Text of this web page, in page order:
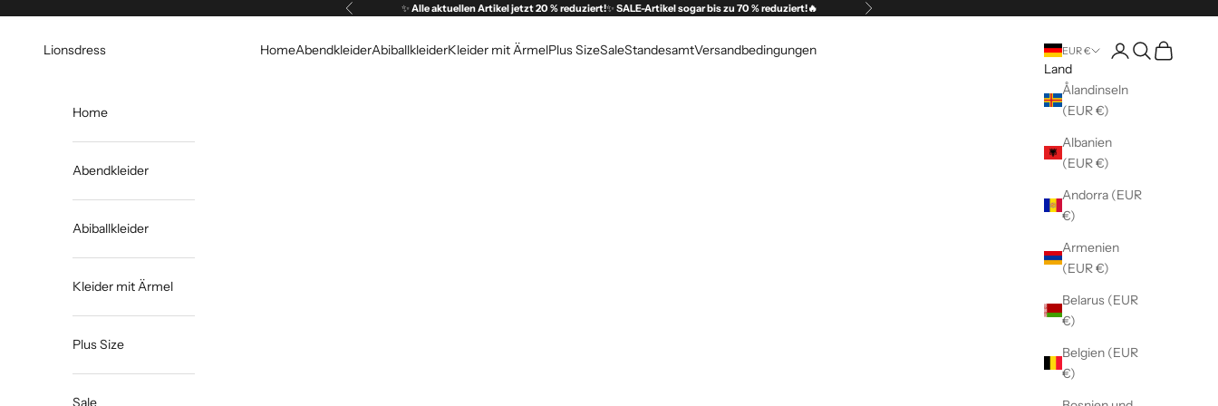
Zurück ✨ Alle aktuellen Artikel jetzt 20 % reduziert!✨ SALE-Artikel sogar bis zu 70 % reduziert!🔥 Vor
Lionsdress HomeAbendkleiderAbiballkleiderKleider mit ÄrmelPlus SizeSaleStandesamtVersandbedingungen EUR €
Land
Ålandinseln
(EUR €)
Albanien
(EUR €)
Andorra (EUR
€)
Armenien
(EUR €)
Belarus (EUR
€)
Belgien (EUR
€)
Suche öffnen
Home
Abendkleider
Abiballkleider
Kleider mit Ärmel
Plus Size
Sale